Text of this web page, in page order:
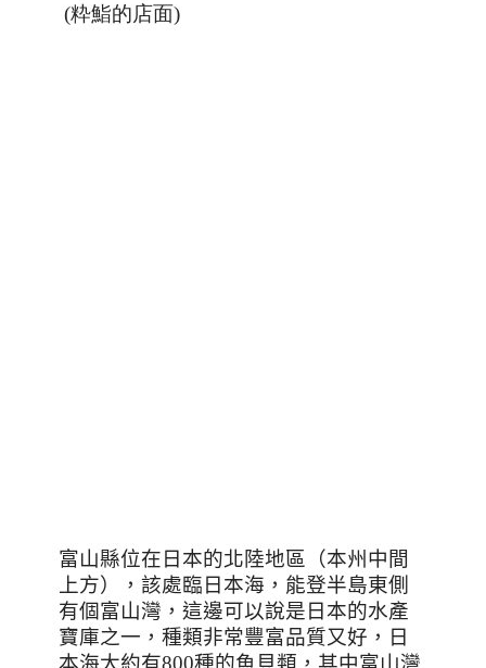
(粋鮨的店面)
富山縣位在日本的北陸地區（本州中間
上方），該處臨日本海，能登半島東側
有個富山灣，這邊可以說是日本的水產
寶庫之一，種類非常豐富品質又好，日
本海大約有800種的魚貝類，其中富山灣